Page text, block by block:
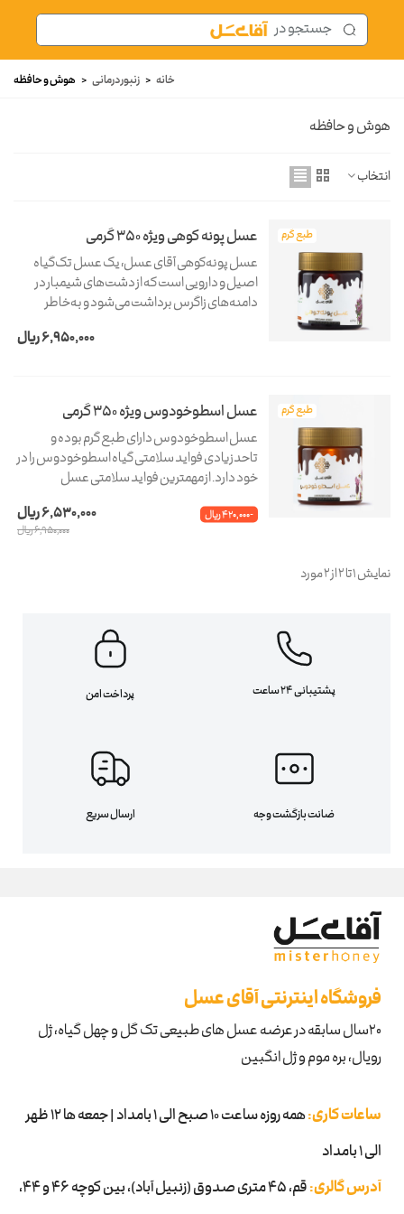
خانه < زنبور درمانی < هوش و حافظه
هوش و حافظه
انتخاب
طبع گرم عسل پونه کوهی ویژه 350 گرمی
6,950,000 ریال
عسل پونه‌کوهی آقای عسل، یک عسل تک‌گیاه
اصیل و دارویی است که از دشت‌های شیمبار در
دامنه‌های زاگرس برداشت می‌شود و به‌خاطر
منحصربه‌فردی دارد. این عسل کهربایی‌رنگ با
طبع گرم عسل اسطوخودوس ویژه 350 گرمی
6,530,000 ریال
6,950,000 ریال
-420,000 ریال
عسل اسطوخودوس دارای طبع گرم بوده و
تاحدزیادی فواید سلامتی گیاه اسطوخودوس را در
خود دارد. از مهمترین فواید سلامتی عسل
اضطراب اشاره کرد. براساس یک مطالعه علمی در
نمایش 1 تا 2 از 2 مورد
پشتیبانی 24 ساعت پرداخت امن
ضانت بازگشت وجه ارسال سریع
فروشگاه اینترنتی آقای عسل
۲۰سال سابقه در عرضه عسل های طبیعی تک گل و چهل گیاه، ژل
رویال، بره موم و ژل انگبین
ساعات کاری:
همه روزه ساعت 10 صبح الی 1 بامداد | جمعه ها 12 ظهر
الی 1 بامداد
آدرس گالری:
قم، ۴۵ متری صدوق (زنبیل آباد)، بین کوچه 46 و 44،